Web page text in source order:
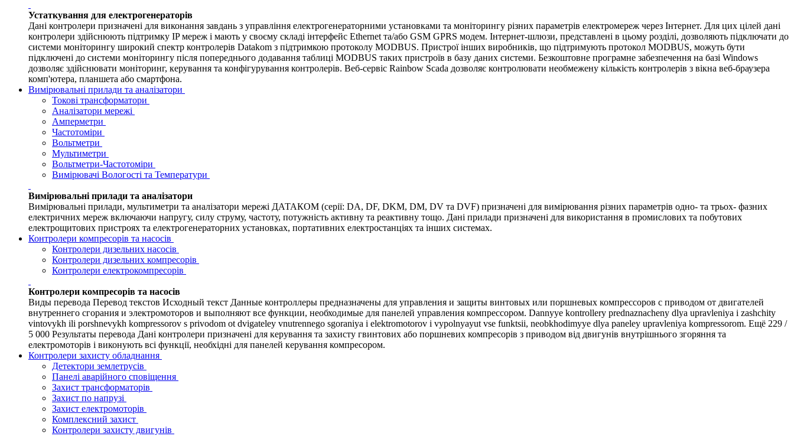
Устаткування для електрогенераторів
Дані контролери призначені для виконання завдань з управління електрогенераторними установками та моніторингу різних параметрів електромереж через Інтернет. Для цих цілей дані
контролери здійснюють підтримку IP мереж і мають у своєму складі інтерфейс Ethernet та/або GSM GPRS модем. Інтернет-шлюзи, представлені в цьому розділі, дозволяють підключати до
системи моніторингу широкий спектр контролерів Datakom з підтримкою протоколу MODBUS. Пристрої інших виробників, що підтримують протокол MODBUS, можуть бути
підключені до системи моніторингу після попереднього додавання таблиці MODBUS таких пристроїв в базу даних системи. Безкоштовне програмне забезпечення на базі Windows
дозволяє здійснювати моніторинг, керування та конфігурування контролерів. Веб-сервіс Rainbow Scada дозволяє контролювати необмежену кількість контролерів з вікна веб-браузера
комп'ютера, планшета або смартфона.
Вимірювальні прилади та аналізатори
Токові трансформатори
Аналізатори мережі
Амперметри
Частотоміри
Вольтметри
Мультиметри
Вольтметри-Частотоміри
Вимірювачі Вологості та Температури
Вимірювальні прилади та аналізатори
Вимірювальні прилади, мультиметри та аналізатори мережі ДАТАКОМ (серії: DA, DF, DKM, DM, DV та DVF) призначені для вимірювання різних параметрів одно- та трьох- фазних
електричних мереж включаючи напругу, силу струму, частоту, потужність активну та реактивну тощо. Дані прилади призначені для використання в промислових та побутових
електрощитових пристроях та електрогенераторних установках, портативних електростанціях та інших системах.
Контролери компресорів та насосів
Контролери дизельних насосів
Контролери дизельних компресорів
Контролери електрокомпресорів
Контролери компресорів та насосів
Виды перевода Перевод текстов Исходный текст Данные контроллеры предназначены для управления и защиты винтовых или поршневых компрессоров с приводом от двигателей
внутреннего сгорания и электромоторов и выполняют все функции, необходимые для панелей управления компрессором. Dannyye kontrollery prednaznacheny dlya upravleniya i zashchity
vintovykh ili porshnevykh kompressorov s privodom ot dvigateley vnutrennego sgoraniya i elektromotorov i vypolnyayut vse funktsii, neobkhodimyye dlya paneley upravleniya kompressorom. Ещё 229 /
5 000 Результаты перевода Дані контролери призначені для керування та захисту гвинтових або поршневих компресорів з приводом від двигунів внутрішнього згоряння та
електромоторів і виконують всі функції, необхідні для панелей керування компресором.
Контролери захисту обладнання
Детектори землетрусів
Панелі аварійного сповіщення
Захист трансформаторів
Захист по напрузі
Захист електромоторів
Комплексний захист
Контролери захисту двигунів